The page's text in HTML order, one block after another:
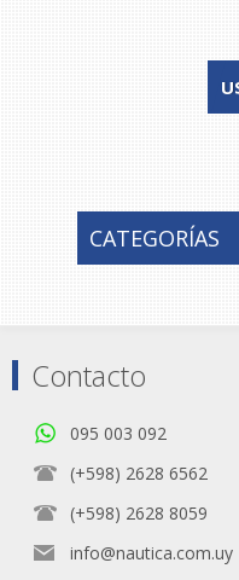
CATEGORÍAS
Contacto
095 003 092
(+598) 2628 6562
(+598) 2628 8059
info@nautica.com.uy